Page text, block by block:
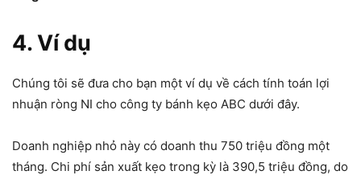
4. Ví dụ
Chúng tôi sẽ đưa cho bạn một ví dụ về cách tính toán lợi
nhuận ròng NI cho công ty bánh kẹo ABC dưới đây.
Doanh nghiệp nhỏ này có doanh thu 750 triệu đồng một
tháng. Chi phí sản xuất kẹo trong kỳ là 390,5 triệu đồng, do